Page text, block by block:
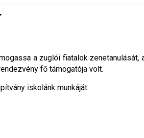
a zuglói fiatalok zenetanulását,
fő támogatója volt.
iskolánk munkáját: